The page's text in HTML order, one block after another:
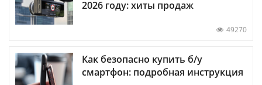
2026 году: хиты продаж
49270
Как безопасно купить б/у
смартфон: подробная инструкция